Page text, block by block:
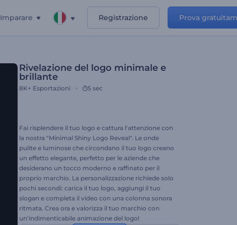
Imparare Registrazione Prova
Rivelazione del logo minimale e
brillante
8K+ Esportazioni 5 sec
Fai risplendere il tuo logo e cattura l'attenzione con
la nostra "Minimal Shiny Logo Reveal". Le onde
pulite e luminose che circondano il tuo logo creano
un effetto elegante, perfetto per le aziende che
desiderano un tocco moderno e raffinato per il
proprio marchio. La personalizzazione richiede solo
pochi secondi: carica il tuo logo, aggiungi il tuo
slogan e completa il video con una colonna sonora
ritmata. Crea ora e valorizza il tuo marchio con
un'indimenticabile animazione del logo!